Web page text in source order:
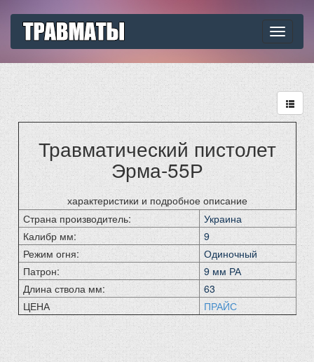
Toggle
Травматический пистолет
Эрма-55Р
характеристики и подробное описание
Страна производитель:
Украина
Калибр мм:
9
Режим огня:
Одиночный
Патрон:
9 мм РА
Длина ствола мм:
63
ЦЕНА
ПРАЙС